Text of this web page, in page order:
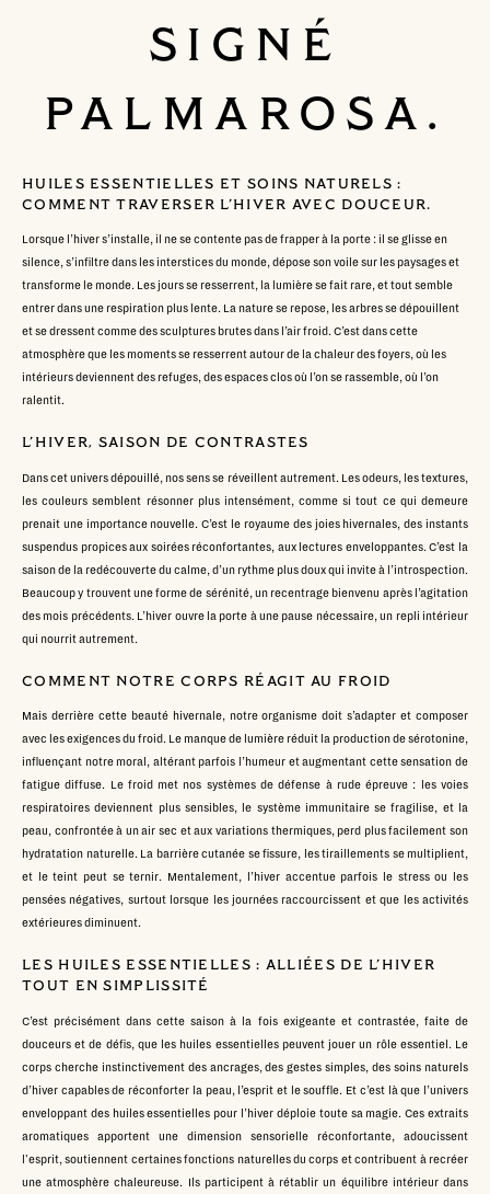
SIGNÉ
PALMAROSA.
HUILES ESSENTIELLES ET SOINS NATURELS :
COMMENT TRAVERSER L’HIVER AVEC DOUCEUR.
Lorsque l’hiver s’installe, il ne se contente pas de frapper à la porte : il se glisse en
silence, s’infiltre dans les interstices du monde, dépose son voile sur les paysages et
transforme le monde. Les jours se resserrent, la lumière se fait rare, et tout semble
entrer dans une respiration plus lente. La nature se repose, les arbres se dépouillent
et se dressent comme des sculptures brutes dans l’air froid. C’est dans cette
atmosphère que les moments se resserrent autour de la chaleur des foyers, où les
intérieurs deviennent des refuges, des espaces clos où l’on se rassemble, où l’on
ralentit.
L’HIVER, SAISON DE CONTRASTES
Dans cet univers dépouillé, nos sens se réveillent autrement. Les odeurs, les textures,
les couleurs semblent résonner plus intensément, comme si tout ce qui demeure
prenait une importance nouvelle. C’est le royaume des joies hivernales, des instants
suspendus propices aux soirées réconfortantes, aux lectures enveloppantes. C’est la
saison de la redécouverte du calme, d’un rythme plus doux qui invite à l’introspection.
Beaucoup y trouvent une forme de sérénité, un recentrage bienvenu après l’agitation
des mois précédents. L’hiver ouvre la porte à une pause nécessaire, un repli intérieur
qui nourrit autrement.
COMMENT NOTRE CORPS RÉAGIT AU FROID
Mais derrière cette beauté hivernale, notre organisme doit s’adapter et composer
avec les exigences du froid. Le manque de lumière réduit la production de sérotonine,
influençant notre moral, altérant parfois l’humeur et augmentant cette sensation de
fatigue diffuse. Le froid met nos systèmes de défense à rude épreuve : les voies
respiratoires deviennent plus sensibles, le système immunitaire se fragilise, et la
peau, confrontée à un air sec et aux variations thermiques, perd plus facilement son
hydratation naturelle. La barrière cutanée se fissure, les tiraillements se multiplient,
et le teint peut se ternir. Mentalement, l’hiver accentue parfois le stress ou les
pensées négatives, surtout lorsque les journées raccourcissent et que les activités
extérieures diminuent.
LES HUILES ESSENTIELLES : ALLIÉES DE L’HIVER
TOUT EN SIMPLISSITÉ
C’est précisément dans cette saison à la fois exigeante et contrastée, faite de
douceurs et de défis, que les huiles essentielles peuvent jouer un rôle essentiel. Le
corps cherche instinctivement des ancrages, des gestes simples, des soins naturels
d’hiver capables de réconforter la peau, l’esprit et le souffle. Et c’est là que l’univers
enveloppant des huiles essentielles pour l’hiver déploie toute sa magie. Ces extraits
aromatiques apportent une dimension sensorielle réconfortante, adoucissent
l'esprit, soutiennent certaines fonctions naturelles du corps et contribuent à recréer
une atmosphère chaleureuse. Ils participent à rétablir un équilibre intérieur dans